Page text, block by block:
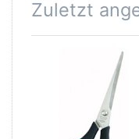
Zuletzt